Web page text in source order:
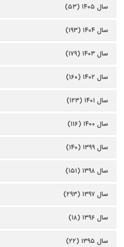
سال ۱۴۰۵ (۵۳)
سال ۱۴۰۴ (۱۹۳)
سال ۱۴۰۳ (۱۷۹)
سال ۱۴۰۲ (۱۶۰)
سال ۱۴۰۱ (۱۲۳)
سال ۱۴۰۰ (۱۱۶)
سال ۱۳۹۹ (۱۴۰)
سال ۱۳۹۸ (۱۵۱)
سال ۱۳۹۷ (۲۹۳)
سال ۱۳۹۶ (۱۸)
سال ۱۳۹۵ (۲۲)